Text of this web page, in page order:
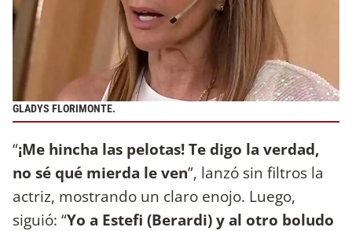
GLADYS FLORIMONTE.
“¡Me hincha las pelotas! Te digo la verdad,
no sé qué mierda le ven”, lanzó sin filtros la
actriz, mostrando un claro enojo. Luego,
siguió: “Yo a Estefi (Berardi) y al otro boludo